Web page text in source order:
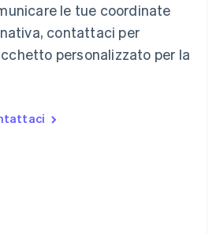
le tue coordinate
contattaci per
personalizzato per la